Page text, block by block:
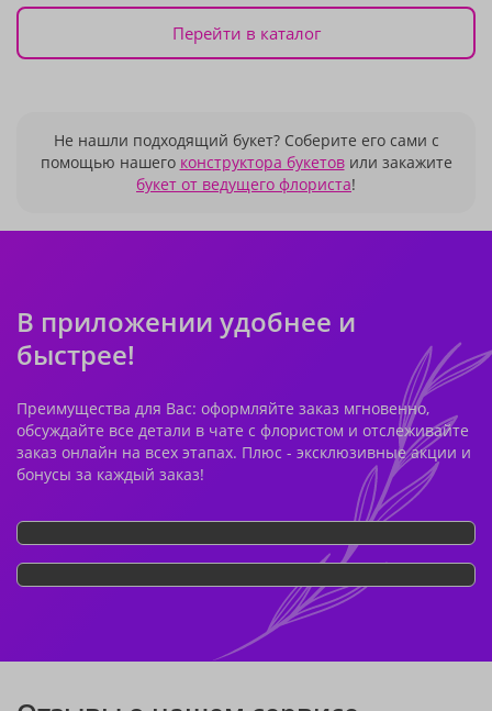
Перейти в каталог
Не нашли подходящий букет? Соберите его сами с
помощью нашего конструктора букетовили закажите
букет от ведущего флориста!
В приложении удобнее и
быстрее!
Преимущества для Вас: оформляйте заказ мгновенно,
обсуждайте все детали в чате с флористом и отслеживайте
заказ онлайн на всех этапах. Плюс - эксклюзивные акции и
бонусы за каждый заказ!